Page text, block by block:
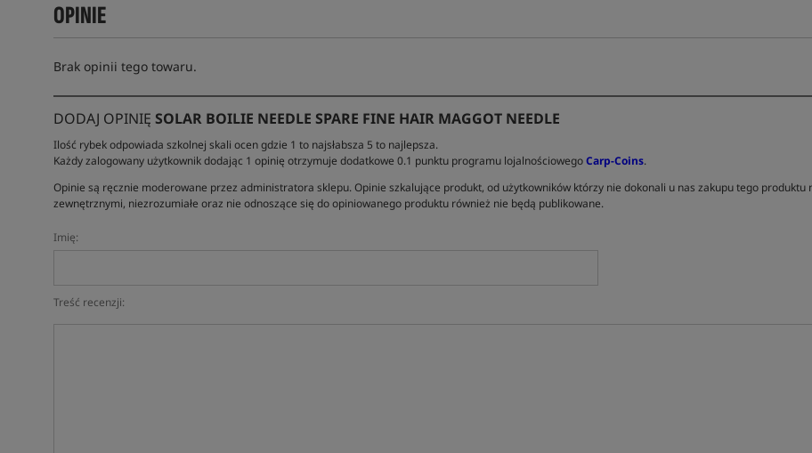
OPINIE
Brak opinii tego towaru.
DODAJ OPINIĘ SOLAR BOILIE NEEDLE SPARE FINE HAIR MAGGOT NEEDLE
Ilość rybek odpowiada szkolnej skali ocen gdzie 1 to najsłabsza 5 to najlepsza.
Każdy zalogowany użytkownik dodając 1 opinię otrzymuje dodatkowe 0.1 punktu programu lojalnościowegoCarp-Coins.
Opinie są ręcznie moderowane przez administratora sklepu. Opinie szkalujące produkt, od użytkowników którzy nie dokonali u nas zakupu tego
zewnętrznymi, niezrozumiałe oraz nie odnoszące się do opiniowanego produktu również nie będą publikowane.
Imię:
Treść recenzji: